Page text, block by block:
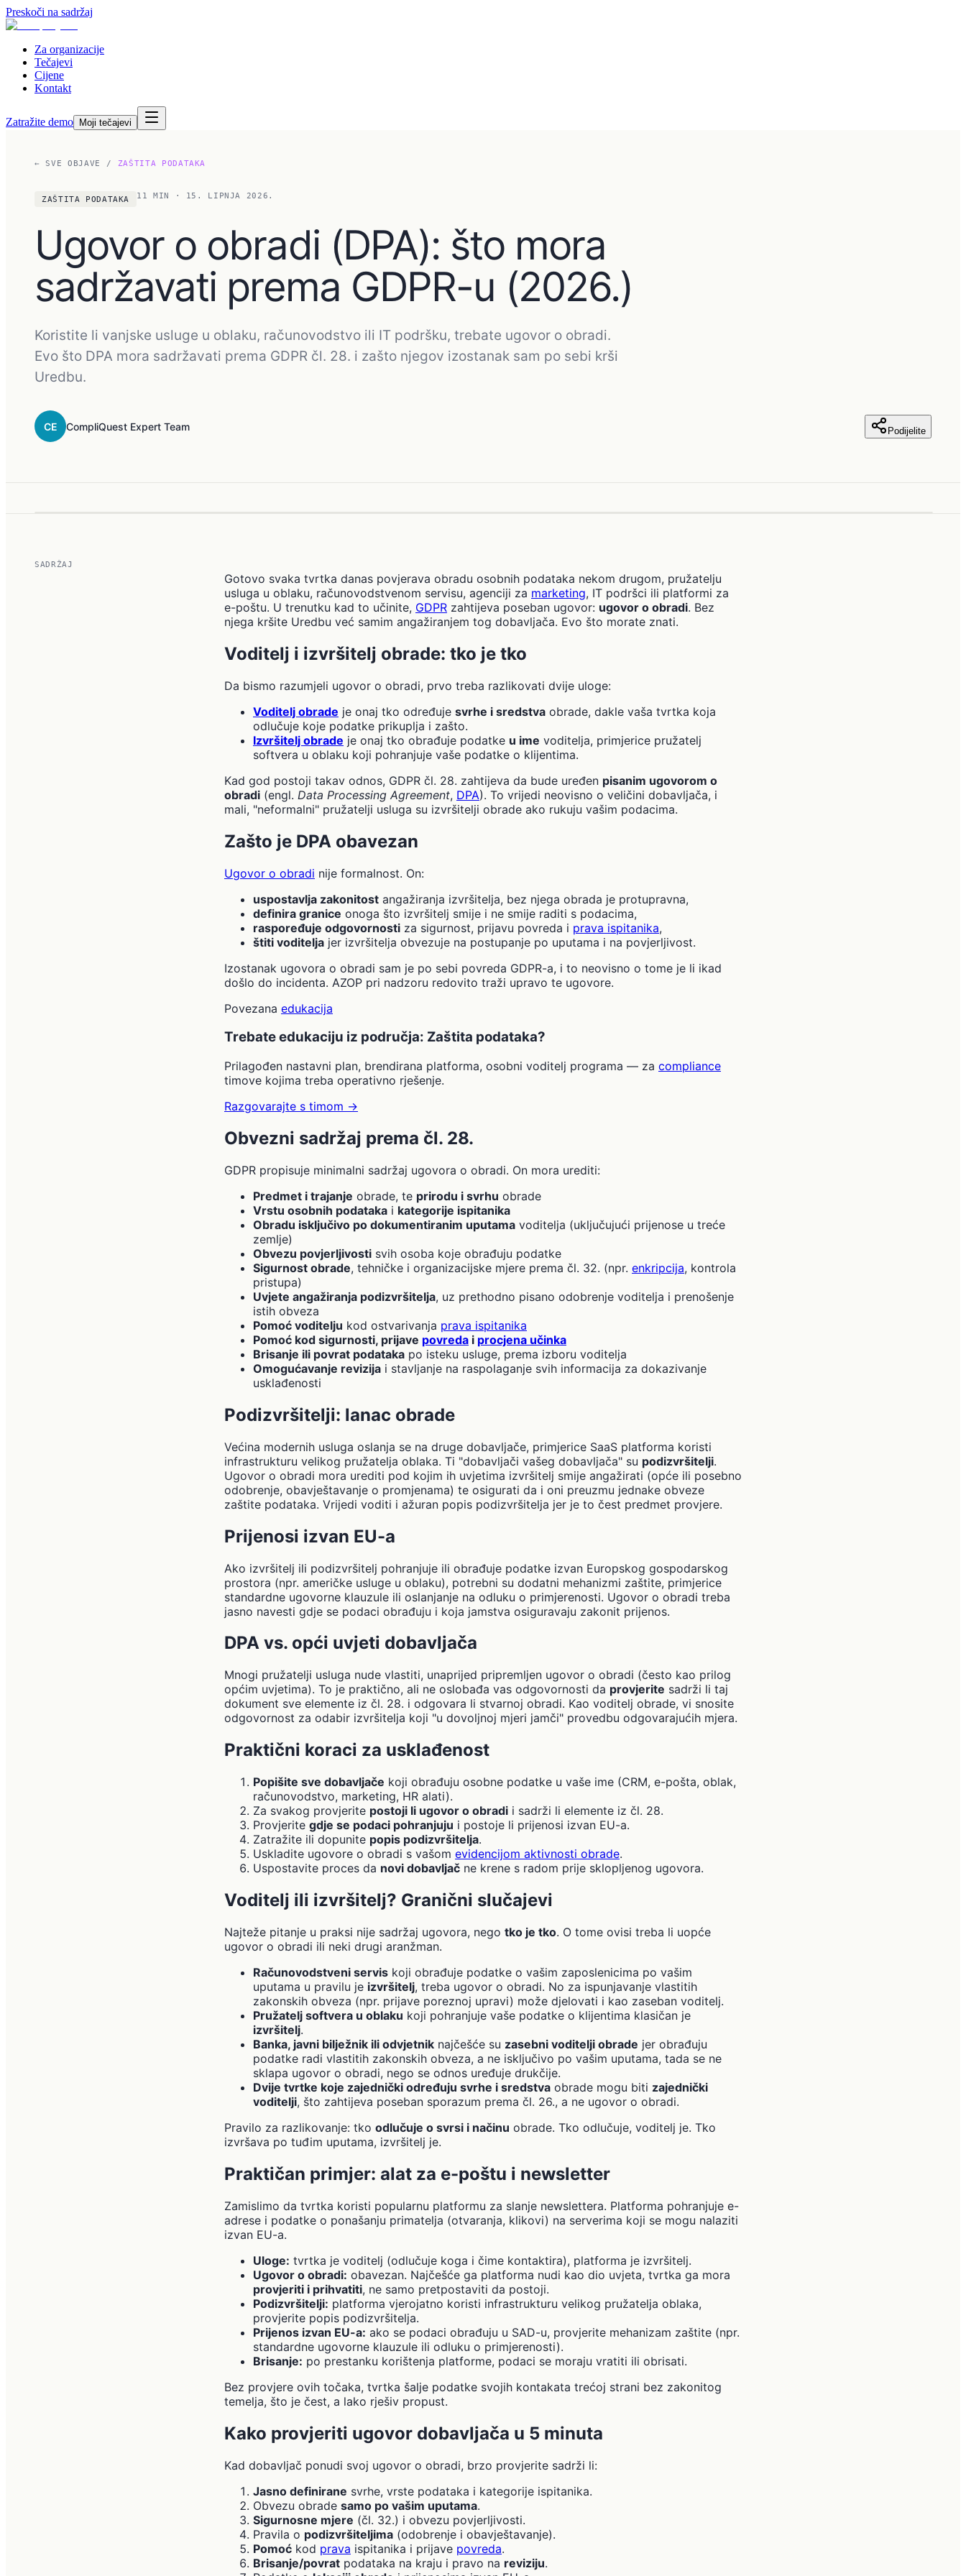
Preskoči na sadržaj
Za organizacije
Tečajevi
Cijene
Kontakt
Zatražite demo Moji tečajevi
← SVE OBJAVE / ZAŠTITA PODATAKA
ZAŠTITA PODATAKA 11 MIN · 15. LIPNJA 2026.
Ugovor o obradi (DPA): što mora
sadržavati prema GDPR-u (2026.)
Koristite li vanjske usluge u oblaku, računovodstvo ili IT podršku, trebate ugovor o obradi.
Evo što DPA mora sadržavati prema GDPR čl. 28. i zašto njegov izostanak sam po sebi krši
Uredbu.
CE CompliQuest Expert Team Podijelite
SADRŽAJ
Gotovo svaka tvrtka danas povjerava obradu osobnih podataka nekom drugom, pružatelju
usluga u oblaku, računovodstvenom servisu, agenciji za marketing, IT podršci ili platformi za
e-poštu. U trenutku kad to učinite, GDPR zahtijeva poseban ugovor: ugovor o obradi. Bez
njega kršite Uredbu već samim angažiranjem tog dobavljača. Evo što morate znati.
Voditelj i izvršitelj obrade: tko je tko
Da bismo razumjeli ugovor o obradi, prvo treba razlikovati dvije uloge:
Voditelj obrade je onaj tko određuje svrhe i sredstva obrade, dakle vaša tvrtka koja
odlučuje koje podatke prikuplja i zašto.
Izvršitelj obrade je onaj tko obrađuje podatke u ime voditelja, primjerice pružatelj
softvera u oblaku koji pohranjuje vaše podatke o klijentima.
Kad god postoji takav odnos, GDPR čl. 28. zahtijeva da bude uređen pisanim ugovorom o
obradi (engl. Data Processing Agreement, DPA). To vrijedi neovisno o veličini dobavljača, i
mali, "neformalni" pružatelji usluga su izvršitelji obrade ako rukuju vašim podacima.
Zašto je DPA obavezan
Ugovor o obradi nije formalnost. On:
uspostavlja zakonitost angažiranja izvršitelja, bez njega obrada je protupravna,
definira granice onoga što izvršitelj smije i ne smije raditi s podacima,
raspoređuje odgovornosti za sigurnost, prijavu povreda i prava ispitanika,
štiti voditelja jer izvršitelja obvezuje na postupanje po uputama i na povjerljivost.
Izostanak ugovora o obradi sam je po sebi povreda GDPR-a, i to neovisno o tome je li ikad
došlo do incidenta. AZOP pri nadzoru redovito traži upravo te ugovore.
Povezana edukacija
Trebate edukaciju iz područja: Zaštita podataka?
Prilagođen nastavni plan, brendirana platforma, osobni voditelj programa — za compliance
timove kojima treba operativno rješenje.
Razgovarajte s timom →
Obvezni sadržaj prema čl. 28.
GDPR propisuje minimalni sadržaj ugovora o obradi. On mora urediti:
Predmet i trajanje obrade, te prirodu i svrhu obrade
Vrstu osobnih podataka i kategorije ispitanika
Obradu isključivo po dokumentiranim uputama voditelja (uključujući prijenose u treće
zemlje)
Obvezu povjerljivosti svih osoba koje obrađuju podatke
Sigurnost obrade, tehničke i organizacijske mjere prema čl. 32. (npr. enkripcija, kontrola
pristupa)
Uvjete angažiranja podizvršitelja, uz prethodno pisano odobrenje voditelja i prenošenje
istih obveza
Pomoć voditelju kod ostvarivanja prava ispitanika
Pomoć kod sigurnosti, prijave povreda i procjena učinka
Brisanje ili povrat podataka po isteku usluge, prema izboru voditelja
Omogućavanje revizija i stavljanje na raspolaganje svih informacija za dokazivanje
usklađenosti
Podizvršitelji: lanac obrade
Većina modernih usluga oslanja se na druge dobavljače, primjerice SaaS platforma koristi
infrastrukturu velikog pružatelja oblaka. Ti "dobavljači vašeg dobavljača" su podizvršitelji.
Ugovor o obradi mora urediti pod kojim ih uvjetima izvršitelj smije angažirati (opće ili posebno
odobrenje, obavještavanje o promjenama) te osigurati da i oni preuzmu jednake obveze
zaštite podataka. Vrijedi voditi i ažuran popis podizvršitelja jer je to čest predmet provjere.
Prijenosi izvan EU-a
Ako izvršitelj ili podizvršitelj pohranjuje ili obrađuje podatke izvan Europskog gospodarskog
prostora (npr. američke usluge u oblaku), potrebni su dodatni mehanizmi zaštite, primjerice
standardne ugovorne klauzule ili oslanjanje na odluku o primjerenosti. Ugovor o obradi treba
jasno navesti gdje se podaci obrađuju i koja jamstva osiguravaju zakonit prijenos.
DPA vs. opći uvjeti dobavljača
Mnogi pružatelji usluga nude vlastiti, unaprijed pripremljen ugovor o obradi (često kao prilog
općim uvjetima). To je praktično, ali ne oslobađa vas odgovornosti da provjerite sadrži li taj
dokument sve elemente iz čl. 28. i odgovara li stvarnoj obradi. Kao voditelj obrade, vi snosite
odgovornost za odabir izvršitelja koji "u dovoljnoj mjeri jamči" provedbu odgovarajućih mjera.
Praktični koraci za usklađenost
Popišite sve dobavljače koji obrađuju osobne podatke u vaše ime (CRM, e-pošta, oblak,
računovodstvo, marketing, HR alati).
Za svakog provjerite postoji li ugovor o obradi i sadrži li elemente iz čl. 28.
Provjerite gdje se podaci pohranjuju i postoje li prijenosi izvan EU-a.
Zatražite ili dopunite popis podizvršitelja.
Uskladite ugovore o obradi s vašom evidencijom aktivnosti obrade.
Uspostavite proces da novi dobavljač ne krene s radom prije sklopljenog ugovora.
Voditelj ili izvršitelj? Granični slučajevi
Najteže pitanje u praksi nije sadržaj ugovora, nego tko je tko. O tome ovisi treba li uopće
ugovor o obradi ili neki drugi aranžman.
Računovodstveni servis koji obrađuje podatke o vašim zaposlenicima po vašim
uputama u pravilu je izvršitelj, treba ugovor o obradi. No za ispunjavanje vlastitih
zakonskih obveza (npr. prijave poreznoj upravi) može djelovati i kao zaseban voditelj.
Pružatelj softvera u oblaku koji pohranjuje vaše podatke o klijentima klasičan je
izvršitelj.
Banka, javni bilježnik ili odvjetnik najčešće su zasebni voditelji obrade jer obrađuju
podatke radi vlastitih zakonskih obveza, a ne isključivo po vašim uputama, tada se ne
sklapa ugovor o obradi, nego se odnos uređuje drukčije.
Dvije tvrtke koje zajednički određuju svrhe i sredstva obrade mogu biti zajednički
voditelji, što zahtijeva poseban sporazum prema čl. 26., a ne ugovor o obradi.
Pravilo za razlikovanje: tko odlučuje o svrsi i načinu obrade. Tko odlučuje, voditelj je. Tko
izvršava po tuđim uputama, izvršitelj je.
Praktičan primjer: alat za e-poštu i newsletter
Zamislimo da tvrtka koristi popularnu platformu za slanje newslettera. Platforma pohranjuje e-
adrese i podatke o ponašanju primatelja (otvaranja, klikovi) na serverima koji se mogu nalaziti
izvan EU-a.
Uloge: tvrtka je voditelj (odlučuje koga i čime kontaktira), platforma je izvršitelj.
Ugovor o obradi: obavezan. Najčešće ga platforma nudi kao dio uvjeta, tvrtka ga mora
provjeriti i prihvatiti, ne samo pretpostaviti da postoji.
Podizvršitelji: platforma vjerojatno koristi infrastrukturu velikog pružatelja oblaka,
provjerite popis podizvršitelja.
Prijenos izvan EU-a: ako se podaci obrađuju u SAD-u, provjerite mehanizam zaštite (npr.
standardne ugovorne klauzule ili odluku o primjerenosti).
Brisanje: po prestanku korištenja platforme, podaci se moraju vratiti ili obrisati.
Bez provjere ovih točaka, tvrtka šalje podatke svojih kontakata trećoj strani bez zakonitog
temelja, što je čest, a lako rješiv propust.
Kako provjeriti ugovor dobavljača u 5 minuta
Kad dobavljač ponudi svoj ugovor o obradi, brzo provjerite sadrži li:
Jasno definirane svrhe, vrste podataka i kategorije ispitanika.
Obvezu obrade samo po vašim uputama.
Sigurnosne mjere (čl. 32.) i obvezu povjerljivosti.
Pravila o podizvršiteljima (odobrenje i obavještavanje).
Pomoć kod prava ispitanika i prijave povreda.
Brisanje/povrat podataka na kraju i pravo na reviziju.